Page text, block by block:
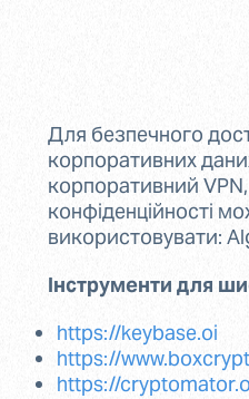
Для безпечного
корпоративних
корпоративний
конфіденційності
використовувати:
Інструменти для
https://keybase.oi
https://
https://